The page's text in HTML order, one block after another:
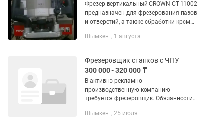
Фрезер вертикальный CROWN CT-11002
предназначен для фрезерования пазов
и отверстий, а также обработки кромок
пластика. Мощность (Вт): 1400
Шымкент, 1 августа
Фрезеровщик станков с ЧПУ
300 000 - 320 000 ₸
В активно рекламно-
производственную компанию
требуется фрезеровщик. Обязанности:
Резка и обработка материалов (ПВХ,
Шымкент, 25 июля